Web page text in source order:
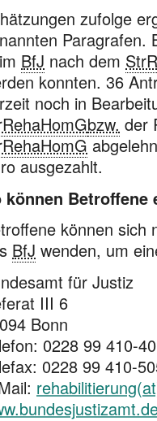
zufolge
Paragrafen.
BfJ nach dem
konnten. 36
noch in
bzw. der
ausgezahlt.
können Betroffene
können sich
BfJ wenden, um
für Justiz
III 6
Bonn
0228 99 410-40
0228 99 410-